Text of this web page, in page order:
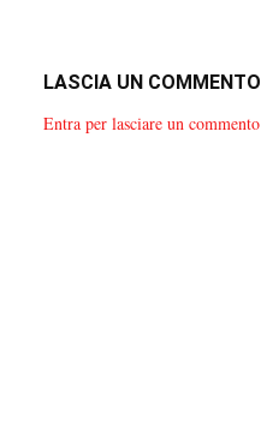
LASCIA UN COMMENTO
Entra per lasciare un commento